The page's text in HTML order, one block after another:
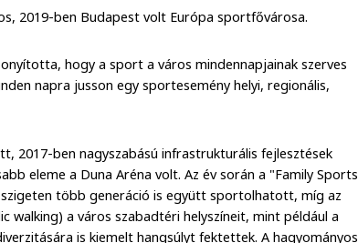
2019-ben Budapest volt Európa sportfővárosa.
hogy a sport a város mindennapjainak szerves
napra jusson egy sportesemény helyi, regionális,
2017-ben nagyszabású infrastrukturális fejlesztések
eleme a Duna Aréna volt. Az év során a "Family Sports
több generáció is együtt sportolhatott, míg az
walking) a város szabadtéri helyszíneit, mint például a
is kiemelt hangsúlyt fektettek. A hagyományos